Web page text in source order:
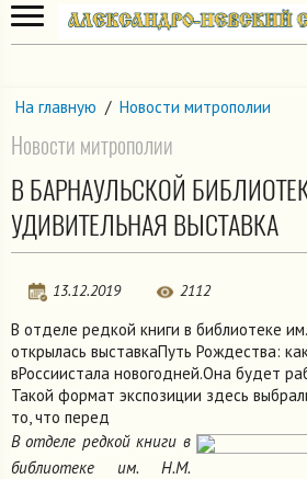
На главную / Новости митрополии
Новости митрополии
В БАРНАУЛЬСКОЙ
УДИВИТЕЛЬНАЯ ВЫСТАВКА
13.12.2019 2112
В отделе редкой книги в библиотеке
открылась выставкаПуть Рождества:
вРоссиистала новогодней.Она будет
Такой формат экспозиции здесь
то, что перед
В отделе редкой книги в
библиотеке им. Н.М.